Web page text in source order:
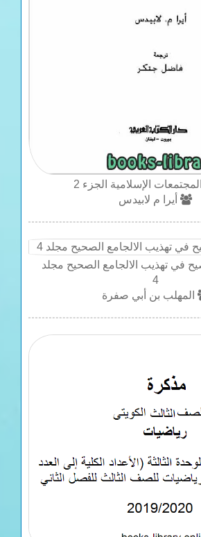
الإسلامية الجزء 2
أيرا م لابيدس
في تهذيب الالجامع الصحيح مجلد
4
المهلب بن أبي صفرة